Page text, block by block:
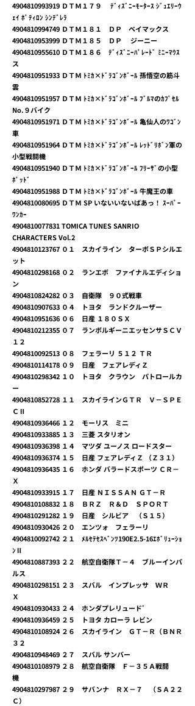
4904810993919 ＤＴＭ１７９ ﾃﾞｨｽﾞﾆｰﾓｰﾀｰｽ ｼﾞｭｴﾘｰｳ
ｪｲ ﾎﾟﾃｨﾛﾝ ｼﾝﾃﾞﾚﾗ
4904810994749 ＤＴＭ１８１ ＤＰ ベイマックス
4904810953999 ＤＴＭ１８５ ＤＰ ジーニー
4904810955610 ＤＴＭ１８６ ﾃﾞｨｽﾞﾆｰﾊﾟﾚｰﾄﾞ ﾐﾆｰﾏｳｽ
ス
4904810951933 ＤＴＭ ﾄﾐｶ×ﾄﾞﾗｺﾞﾝﾎﾞｰﾙ 孫悟空の筋斗
雲
4904810951957 ＤＴＭ ﾄﾐｶ×ﾄﾞﾗｺﾞﾝﾎﾞｰﾙ ﾌﾞﾙﾏのｶﾌﾟｾﾙ
No.９バイク
4904810951971 ＤＴＭ ﾄﾐｶ×ﾄﾞﾗｺﾞﾝﾎﾞｰﾙ 亀仙人のﾜｺﾞﾝ
車
4904810951964ＤＴＭ ﾄﾐｶ×ﾄﾞﾗｺﾞﾝﾎﾞｰﾙ ﾚｯﾄﾞﾘﾎﾞﾝ軍の
小型戦闘機
4904810951940 ＤＴＭ ﾄﾐｶ×ﾄﾞﾗｺﾞﾝﾎﾞｰﾙ ﾌﾘｰｻﾞの小型
ﾎﾟｯﾄﾞ
4904810951988 ＤＴＭ ﾄﾐｶ×ﾄﾞﾗｺﾞﾝﾎﾞｰﾙ 牛魔王の車
4904810080695 ＤＴＭ SP いないいないばあっ！ ｽｰﾊﾟｰ
ﾜﾝｶｰ
4904810077831TOMICA TUNES SANRIO
CHARACTERS Vol.2
4904810123767 ０１ スカイライン ターボＳＰシルエ
ット
4904810298168 ０２ ランエボ ファイナルエディショ
ン
4904810824282 ０３ 自衛隊 ９０式戦車
4904810907633 ０４ トヨタ ランドクルーザー
4904810951636 ０６ 日産 １８０ＳＸ
4904810212355 ０７ ランボルギーニエッセンサＳＣＶ
１２
4904810092513 ０８ フェラーリ ５１２ ＴＲ
4904810114178 ０９ 日産 フェアレディＺ
4904810298342 １０ トヨタ クラウン パトロールカ
ー
4904810852728 １１ スカイラインＧＴＲ Ｖ－ＳＰＥ
ＣⅡ
4904810936466 １２ モーリス ミニ
4904810933885 １３ 三菱 スタリオン
4904810936398 １４ マツダ ユーノス ロードスター
4904810936374１５ 日産 フェアレディＺ （Ｚ３１）
4904810936435 １６ ホンダ バラードスポーツ ＣＲ－
Ｘ
4904810933915 １７ 日産 ＮＩＳＳＡＮ ＧＴ－Ｒ
4904810108832 １８ ＢＲＺ Ｒ＆Ｄ ＳＰＯＲＴ
4904810291282 １９ 日産 シルビア （Ｓ１５）
4904810930426 ２０ エンツォ フェラーリ
4904810092742 ２１ ﾒﾙｾﾃｾｽﾍﾞﾝﾂ190E2.5-16ｴﾎﾞﾘｭｰｼｮ
ﾝⅡ
4904810887393 ２２ 航空自衛隊Ｔ－４ ブルーインパ
ルス
4904810298151 ２３ スバル インプレッサ ＷＲ
Ｘ
4904810930433 ２４ ホンダプレリュードﾞ
4904810936459 ２５ トヨタ カローラ レビン
4904810108924２６ スカイライン ＧＴ－Ｒ（ＢＮＲ
３２
4904810948469 ２７ スバル サンバー
4904810108979 ２８ 航空自衛隊 Ｆ－３５Ａ戦闘
機
4904810297987 ２９ サバンナ ＲＸ－７ （ＳＡ２２
Ｃ）